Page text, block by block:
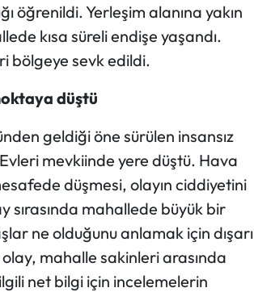
öğrenildi. Yerleşim alanına yakın
kısa süreli endişe yaşandı.
bölgeye sevk edildi.
düştü
geldiği öne sürülen insansız
mevkiinde yere düştü. Hava
düşmesi, olayın ciddiyetini
sırasında mahallede büyük bir
ne olduğunu anlamak için dışarı
olay, mahalle sakinleri arasında
net bilgi için incelemelerin